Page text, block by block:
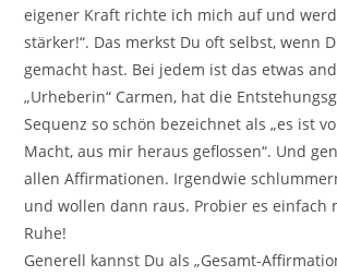
eigener Kraft richte ich mich auf und
stärker!“. Das merkst Du oft selbst, wenn
gemacht hast. Bei jedem ist das etwas
„Urheberin“ Carmen, hat die
Sequenz so schön bezeichnet als „es ist
Macht, aus mir heraus geflossen“. Und
allen Affirmationen. Irgendwie
und wollen dann raus. Probier es einfach
Ruhe!
Generell kannst Du als „Gesamt-